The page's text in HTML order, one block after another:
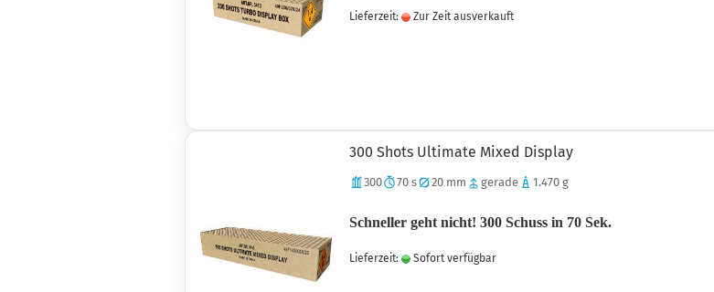
Lieferzeit: Zur Zeit ausverkauft
300 Shots Ultimate Mixed Display
300 70 s 20 mm gerade 1.470 g
Schneller geht nicht! 300 Schuss in 70 Sek.
Lieferzeit: Sofort verfügbar